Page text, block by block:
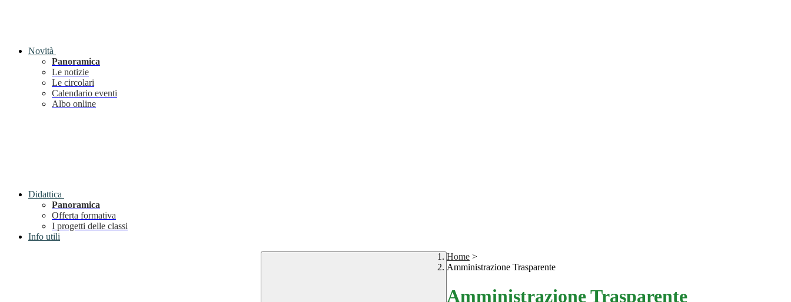
Novità
Panoramica
Le notizie
Le circolari
Calendario eventi
Albo online
Didattica
Panoramica
Offerta formativa
I progetti delle classi
Info utili
Home >
Amministrazione Trasparente
Amministrazione Trasparente